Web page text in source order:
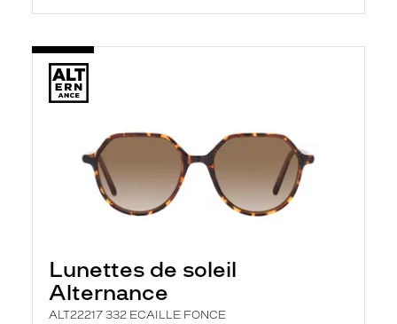
Lunettes de soleil
Alternance
ALT22217 332 ECAILLE FONCE